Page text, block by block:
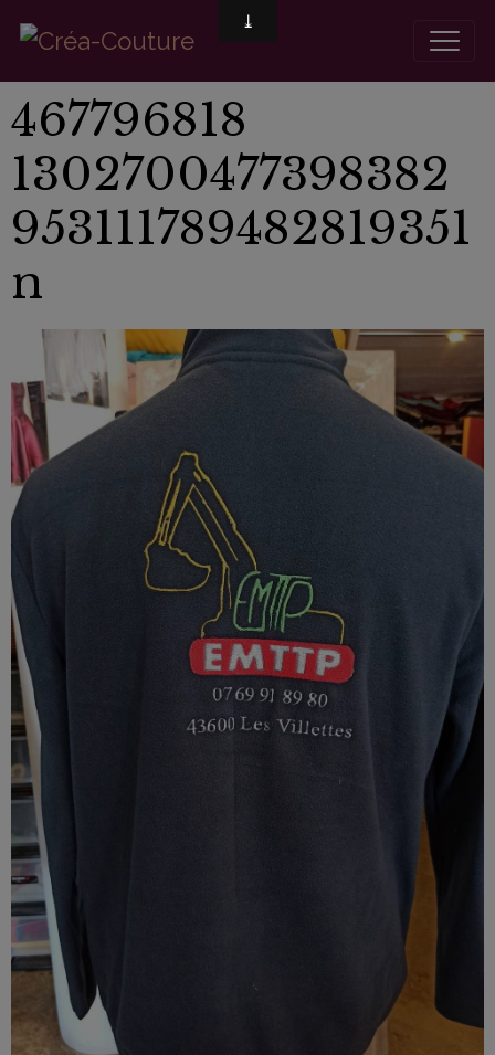
467796818
1302700477398382
953111789482819351
n